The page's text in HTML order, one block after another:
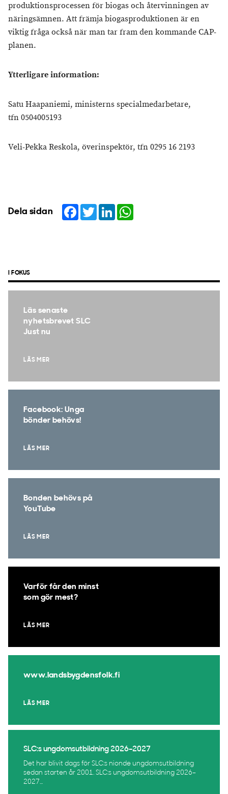
produktionsprocessen för biogas och återvinningen av
näringsämnen. Att främja biogasproduktionen är en
viktig fråga också när man tar fram den kommande CAP-
planen.
Ytterligare information:
Satu Haapaniemi, ministerns specialmedarbetare,
tfn 0504005193
Veli-Pekka Reskola, överinspektör, tfn 0295 16 2193
Dela sidan Facebook
TwitterLinkedIn
I FOKUS
Läs senaste
nyhetsbrevet SLC
Just nu
LÄS MER
Facebook: Unga
bönder behövs!
LÄS MER
Bonden behövs på
YouTube
LÄS MER
Varför får den minst
som gör mest?
LÄS MER
www.landsbygdensfolk.fi
LÄS MER
SLC:s ungdomsutbildning 2026–2027
Det har blivit dags för SLC:s nionde ungdomsutbildning
sedan starten år 2001. SLC:s ungdomsutbildning 2026–
2027...